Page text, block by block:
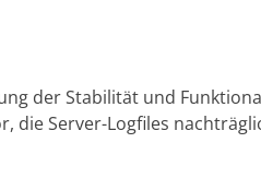
der Stabilität und
die Server-Logfiles